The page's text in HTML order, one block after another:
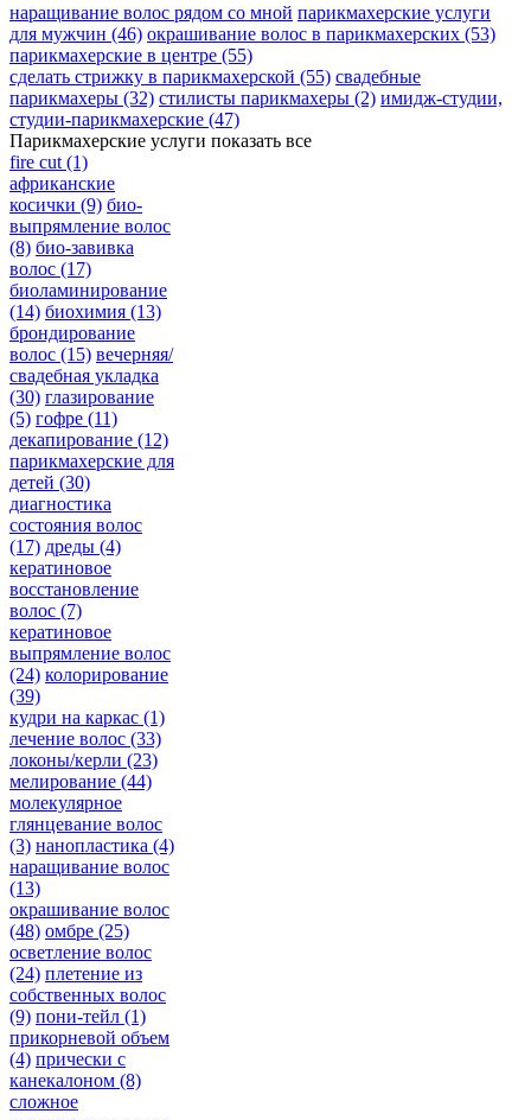
наращивание волос рядом со мной парикмахерские услуги
для мужчин (46) окрашивание волос в парикмахерских (53)
парикмахерские в центре (55)
сделать стрижку в парикмахерской (55) свадебные
парикмахеры (32) стилисты парикмахеры (2) имидж-студии,
студии-парикмахерские (47)
Парикмахерские услуги показать все
fire cut (1)
африканские
косички (9) био-
выпрямление волос
(8) био-завивка
волос (17)
биоламинирование
(14) биохимия (13)
брондирование
волос (15) вечерняя/
свадебная укладка
(30) глазирование
(5) гофре (11)
декапирование (12)
парикмахерские для
детей (30)
диагностика
состояния волос
(17) дреды (4)
кератиновое
восстановление
волос (7)
кератиновое
выпрямление волос
(24) колорирование
(39)
кудри на каркас (1)
лечение волос (33)
локоны/керли (23)
мелирование (44)
молекулярное
глянцевание волос
(3) нанопластика (4)
наращивание волос
(13)
окрашивание волос
(48) омбре (25)
осветление волос
(24) плетение из
собственных волос
(9) пони-тейл (1)
прикорневой объем
(4) прически с
канекалоном (8)
сложное